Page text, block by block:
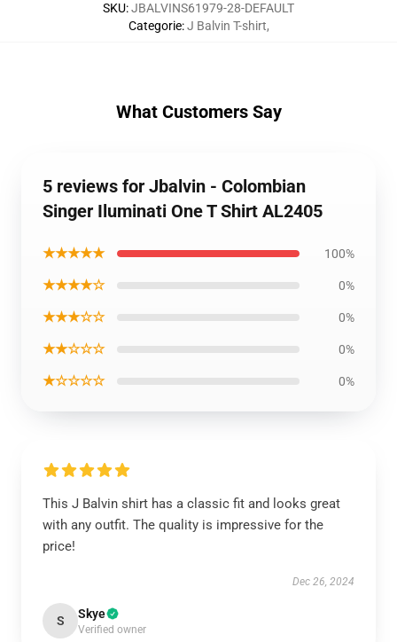
SKU:JBALVINS61979-28-DEFAULT
Categorie:J Balvin T-shirt,
What Customers Say
5 reviews for Jbalvin - Colombian
Singer Iluminati One T Shirt AL2405
★★★★★ 100%
★★★★☆ 0%
★★★☆☆ 0%
★★☆☆☆ 0%
★☆☆☆☆ 0%
This J Balvin shirt has a classic fit and looks great
with any outfit. The quality is impressive for the
price!
Dec 26, 2024
S Skye
Verified owner